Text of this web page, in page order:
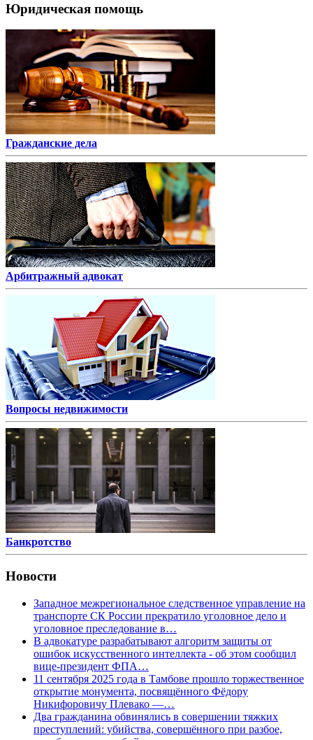
Юридическая помощь
Гражданские дела
Арбитражный адвокат
Вопросы недвижимости
Банкротство
Новости
Западное межрегиональное следственное управление на
транспорте СК России прекратило уголовное дело и
уголовное преследование в…
В адвокатуре разрабатывают алгоритм защиты от
ошибок искусственного интеллекта - об этом сообщил
вице-президент ФПА…
11 сентября 2025 года в Тамбове прошло торжественное
открытие монумента, посвящённого Фёдору
Никифоровичу Плевако —…
Два гражданина обвинялись в совершении тяжких
преступлений: убийства, совершённого при разбое,